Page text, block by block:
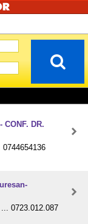
CONF. DR.
0723.012.087